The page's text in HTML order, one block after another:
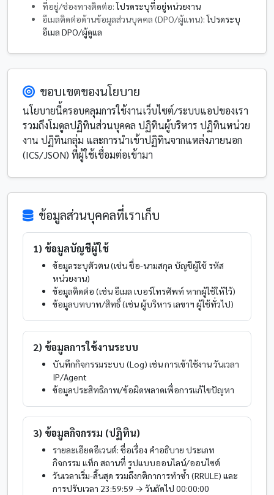
ที่อยู่/ช่องทางติดต่อ:โปรดระบุที่อยู่หน่วยงาน
อีเมลติดต่อด้านข้อมูลส่วนบุคคล (DPO/ผู้แทน):โปรดระบุ
อีเมล DPO/ผู้ดูแล
ขอบเขตของนโยบาย
นโยบายนี้ครอบคลุมการใช้งานเว็บไซต์/ระบบแอปของเรา
รวมถึงโมดูลปฏิทินส่วนบุคคล ปฏิทินผู้บริหาร ปฏิทินหน่วย
งาน ปฏิทินกลุ่ม และการนำเข้าปฏิทินจากแหล่งภายนอก
(ICS/JSON) ที่ผู้ใช้เชื่อมต่อเข้ามา
ข้อมูลส่วนบุคคลที่เราเก็บ
1) ข้อมูลบัญชีผู้ใช้
ข้อมูลระบุตัวตน (เช่น ชื่อ-นามสกุล บัญชีผู้ใช้ รหัส
หน่วยงาน)
ข้อมูลติดต่อ (เช่น อีเมล เบอร์โทรศัพท์ หากผู้ใช้ให้ไว้)
ข้อมูลบทบาท/สิทธิ์ (เช่น ผู้บริหาร เลขาฯ ผู้ใช้ทั่วไป)
2) ข้อมูลการใช้งานระบบ
บันทึกกิจกรรมระบบ (Log) เช่น การเข้าใช้งาน วันเวลา
IP/Agent
ข้อมูลประสิทธิภาพ/ข้อผิดพลาดเพื่อการแก้ไขปัญหา
3) ข้อมูลกิจกรรม (ปฏิทิน)
รายละเอียดอีเวนต์: ชื่อเรื่อง คำอธิบาย ประเภท
กิจกรรม แท็ก สถานที่ รูปแบบออนไลน์/ออนไซต์
วันเวลาเริ่ม-สิ้นสุด รวมถึงกติกาการทำซ้ำ (RRULE) และ
การปรับเวลา 23:59:59 → วันถัดไป 00:00:00